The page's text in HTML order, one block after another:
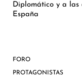
Diplomático y a las
España
FORO
PROTAGONISTAS